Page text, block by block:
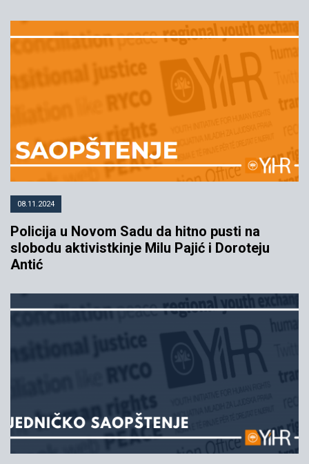
08.11.2024
Policija u Novom Sadu da hitno pusti na
slobodu aktivistkinje Milu Pajić i Doroteju
Antić